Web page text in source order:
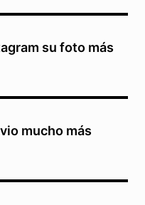
su foto más
mucho más